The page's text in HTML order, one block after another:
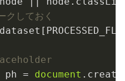
しておく
ph = document